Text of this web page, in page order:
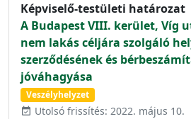
Képviselő-testületi határozat
A Budapest VIII. kerület, Víg
nem lakás céljára szolgáló
szerződésének és
jóváhagyása
Veszélyhelyzet
event_available Utolsó frissítés: 2022. május 10.